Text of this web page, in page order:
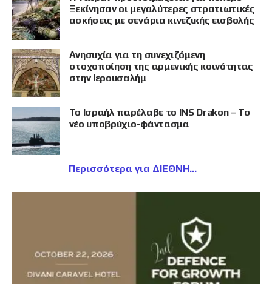
Ξεκίνησαν οι μεγαλύτερες στρατιωτικές
ασκήσεις με σενάρια κινεζικής εισβολής
Ανησυχία για τη συνεχιζόμενη
στοχοποίηση της αρμενικής κοινότητας
στην Ιερουσαλήμ
Το Ισραήλ παρέλαβε το INS Drakon – Το
νέο υποβρύχιο-φάντασμα
Περισσότερα για ΔΙΕΘΝΗ